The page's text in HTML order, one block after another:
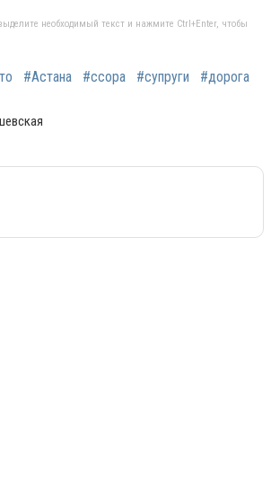
необходимый текст и нажмите Ctrl+Enter, чтобы
#Астана #ссора #супруги #дорога